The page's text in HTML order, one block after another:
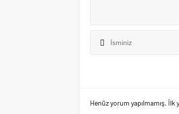
Henüz yorum yapılmamış. İlk